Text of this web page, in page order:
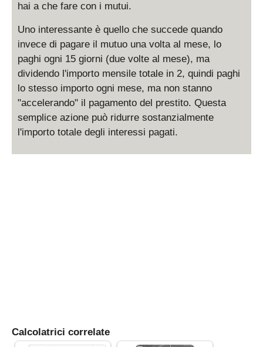
hai a che fare con i mutui.
Uno interessante è quello che succede quando
invece di pagare il mutuo una volta al mese, lo
paghi ogni 15 giorni (due volte al mese), ma
dividendo l'importo mensile totale in 2, quindi paghi
lo stesso importo ogni mese, ma non stanno
"accelerando" il pagamento del prestito. Questa
semplice azione può ridurre sostanzialmente
l'importo totale degli interessi pagati.
Calcolatrici correlate